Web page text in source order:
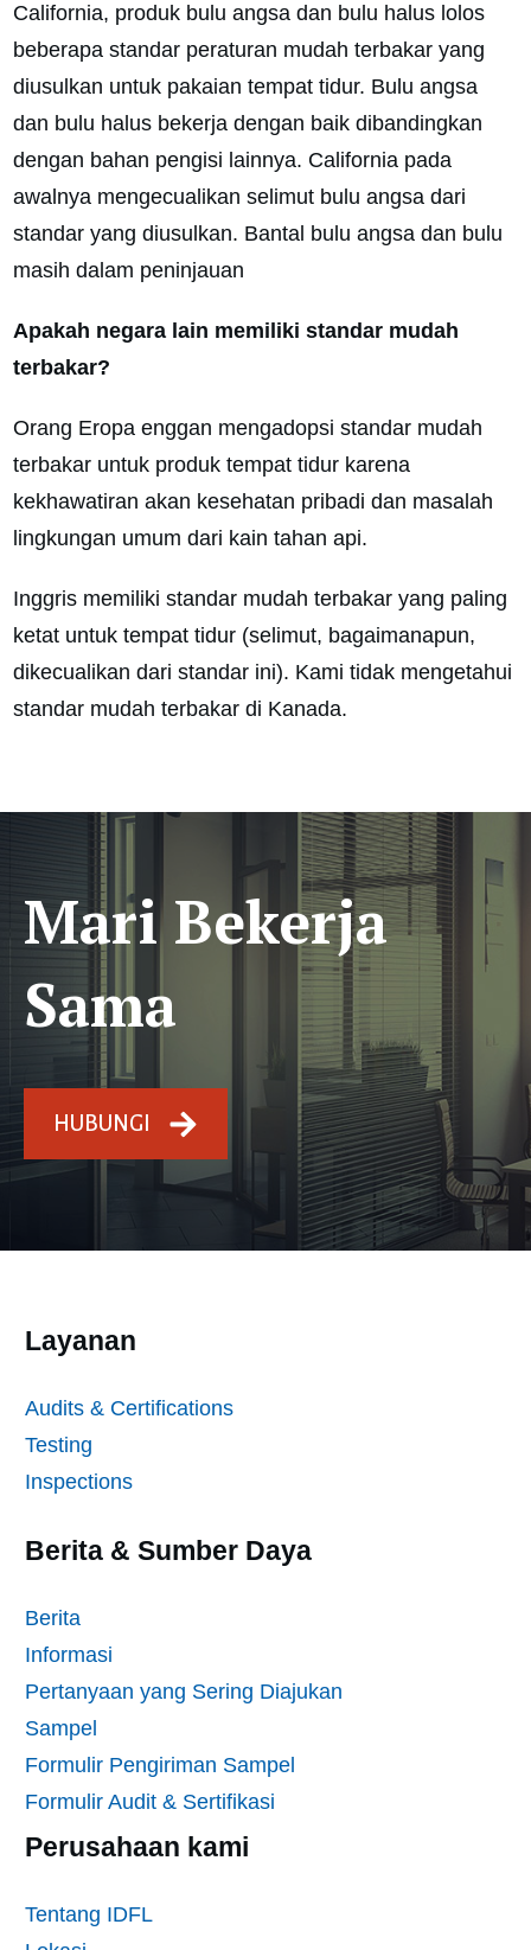
California, produk bulu angsa dan bulu halus lolos
beberapa standar peraturan mudah terbakar yang
diusulkan untuk pakaian tempat tidur. Bulu angsa
dan bulu halus bekerja dengan baik dibandingkan
dengan bahan pengisi lainnya. California pada
awalnya mengecualikan selimut bulu angsa dari
standar yang diusulkan. Bantal bulu angsa dan bulu
masih dalam peninjauan
Apakah negara lain memiliki standar mudah
terbakar?
Orang Eropa enggan mengadopsi standar mudah
terbakar untuk produk tempat tidur karena
kekhawatiran akan kesehatan pribadi dan masalah
lingkungan umum dari kain tahan api.
Inggris memiliki standar mudah terbakar yang paling
ketat untuk tempat tidur (selimut, bagaimanapun,
dikecualikan dari standar ini). Kami tidak mengetahui
standar mudah terbakar di Kanada.
Mari Bekerja
Sama
HUBUNGI
Layanan
Audits & Certifications
Testing
Inspections
Berita & Sumber Daya
Berita
Informasi
Pertanyaan yang Sering Diajukan
Sampel
Formulir Pengiriman Sampel
Formulir Audit & Sertifikasi
Perusahaan kami
Tentang IDFL